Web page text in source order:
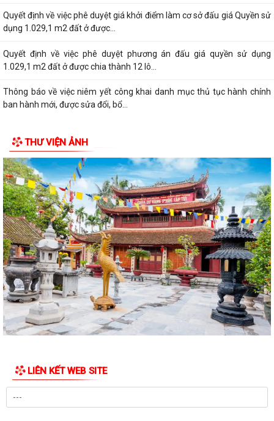
Quyết định về việc phê duyệt giá khởi điểm làm cơ sở đấu giá Quyền sử
dụng 1.029,1 m2 đất ở được...
Quyết định về việc phê duyệt phương án đấu giá quyền sử dụng
1.029,1 m2 đất ở được chia thành 12 lô...
Thông báo về việc niêm yết công khai danh mục thủ tục hành chính
ban hành mới, được sửa đổi, bổ...
THƯ VIỆN ẢNH
LIÊN KẾT WEB SITE